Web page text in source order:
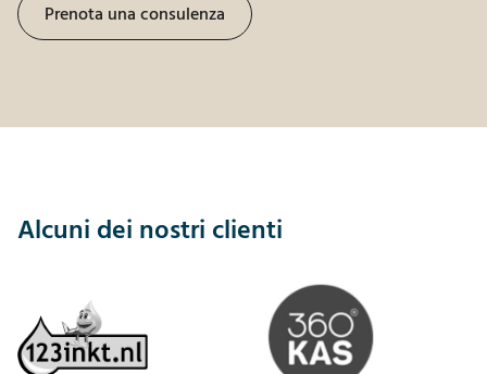
Prenota una consulenza
Alcuni dei nostri clienti